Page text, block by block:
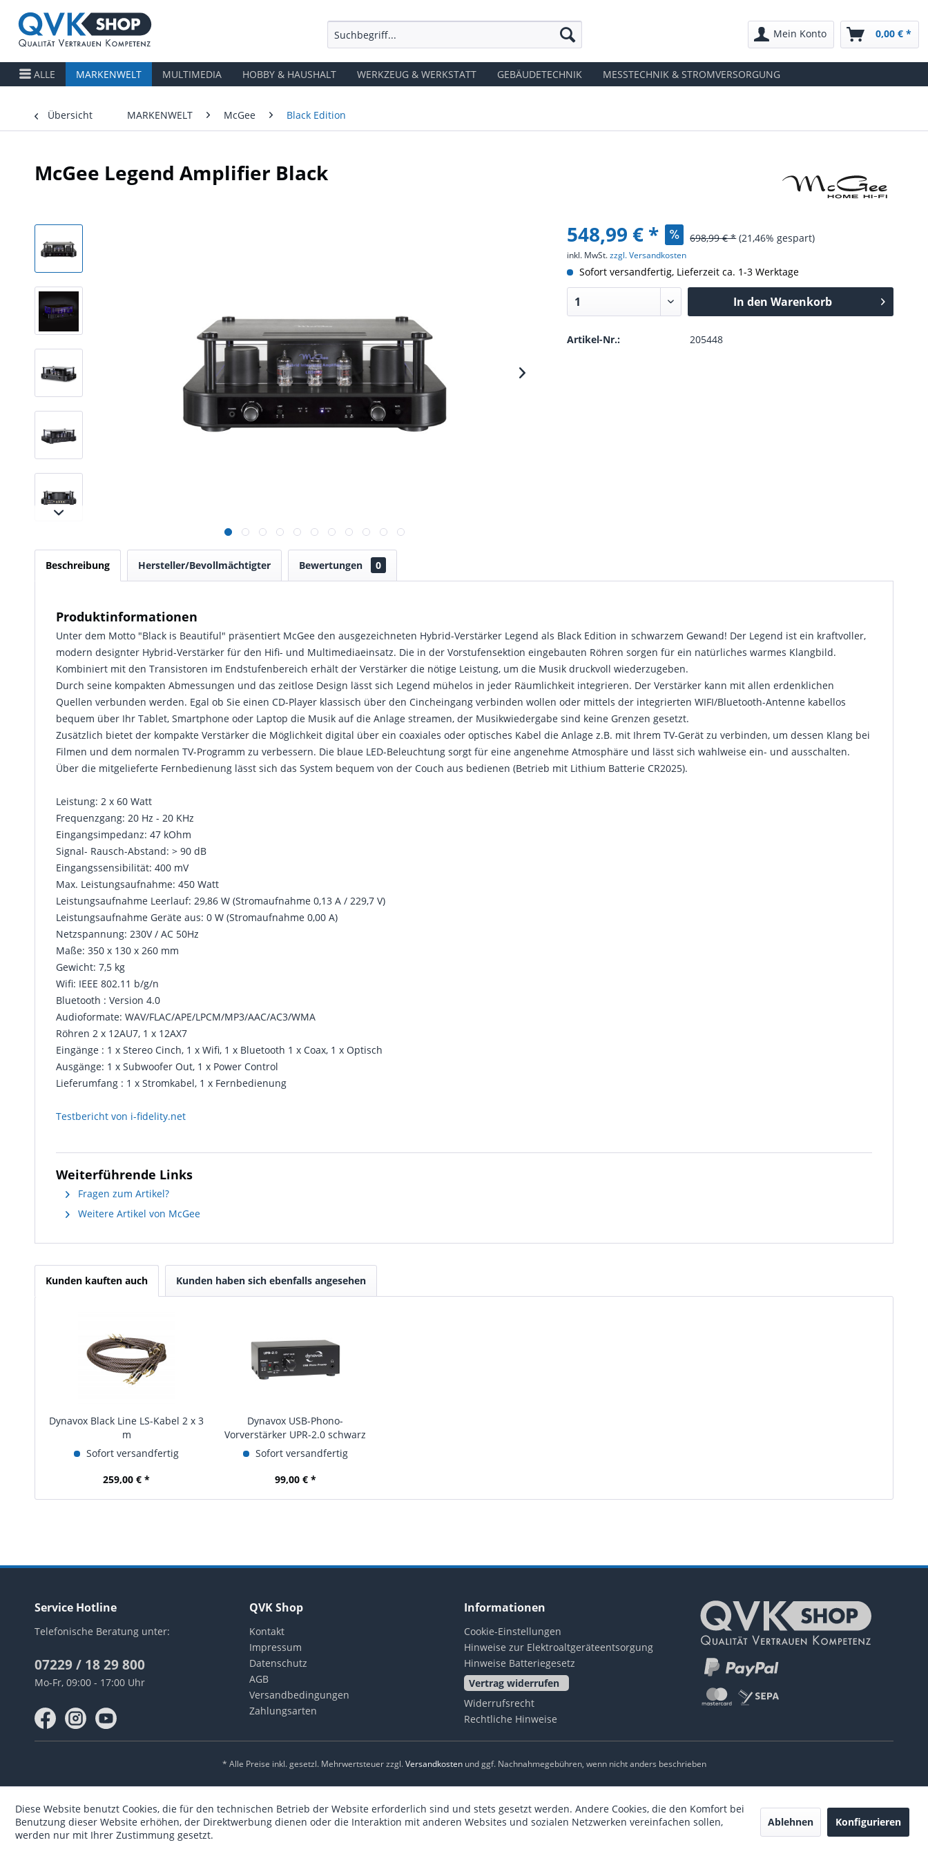
Mein Konto 0,00 € *
ALLE MARKENWELT MULTIMEDIA HOBBY & HAUSHALT WERKZEUG & WERKSTATT GEBÄUDETECHNIK MESSTECHNIK & STROMVERSORGUNG
Übersicht MARKENWELT McGee Black Edition
McGee Legend Amplifier Black
548,99 € * 698,99 € * (21,46% gespart)
inkl. MwSt.zzgl. Versandkosten
Sofort versandfertig, Lieferzeit ca. 1-3 Werktage
In den Warenkorb
Artikel-Nr.: 205448
Beschreibung Hersteller/Bevollmächtigter Bewertungen 0
Produktinformationen
Unter dem Motto "Black is Beautiful" präsentiert McGee den ausgezeichneten Hybrid-Verstärker Legend als Black Edition in schwarzem Gewand! Der Legend ist ein kraftvoller,
modern designter Hybrid-Verstärker für den Hifi- und Multimediaeinsatz. Die in der Vorstufensektion eingebauten Röhren sorgen für ein natürliches warmes Klangbild.
Kombiniert mit den Transistoren im Endstufenbereich erhält der Verstärker die nötige Leistung, um die Musik druckvoll wiederzugeben.
Durch seine kompakten Abmessungen und das zeitlose Design lässt sich Legend mühelos in jeder Räumlichkeit integrieren. Der Verstärker kann mit allen erdenklichen
Quellen verbunden werden. Egal ob Sie einen CD-Player klassisch über den Cincheingang verbinden wollen oder mittels der integrierten WIFI/Bluetooth-Antenne kabellos
bequem über Ihr Tablet, Smartphone oder Laptop die Musik auf die Anlage streamen, der Musikwiedergabe sind keine Grenzen gesetzt.
Zusätzlich bietet der kompakte Verstärker die Möglichkeit digital über ein coaxiales oder optisches Kabel die Anlage z.B. mit Ihrem TV-Gerät zu verbinden, um dessen Klang bei
Filmen und dem normalen TV-Programm zu verbessern. Die blaue LED-Beleuchtung sorgt für eine angenehme Atmosphäre und lässt sich wahlweise ein- und ausschalten.
Über die mitgelieferte Fernbedienung lässt sich das System bequem von der Couch aus bedienen (Betrieb mit Lithium Batterie CR2025).
Leistung: 2 x 60 Watt
Frequenzgang: 20 Hz - 20 KHz
Eingangsimpedanz: 47 kOhm
Signal- Rausch-Abstand: > 90 dB
Eingangssensibilität: 400 mV
Max. Leistungsaufnahme: 450 Watt
Leistungsaufnahme Leerlauf: 29,86 W (Stromaufnahme 0,13 A / 229,7 V)
Leistungsaufnahme Geräte aus: 0 W (Stromaufnahme 0,00 A)
Netzspannung: 230V / AC 50Hz
Maße: 350 x 130 x 260 mm
Gewicht: 7,5 kg
Wifi: IEEE 802.11 b/g/n
Bluetooth : Version 4.0
Audioformate: WAV/FLAC/APE/LPCM/MP3/AAC/AC3/WMA
Röhren 2 x 12AU7, 1 x 12AX7
Eingänge : 1 x Stereo Cinch, 1 x Wifi, 1 x Bluetooth 1 x Coax, 1 x Optisch
Ausgänge: 1 x Subwoofer Out, 1 x Power Control
Lieferumfang : 1 x Stromkabel, 1 x Fernbedienung
Testbericht von i-fidelity.net
Weiterführende Links
Fragen zum Artikel?
Weitere Artikel von McGee
Kunden kauften auch Kunden haben sich ebenfalls angesehen
Dynavox Black Line LS-Kabel 2 x 3
m
Sofort versandfertig
259,00 € *
Dynavox USB-Phono-
Vorverstärker UPR-2.0 schwarz
Sofort versandfertig
99,00 € *
Service Hotline
Telefonische Beratung unter:
07229 / 18 29 800
Mo-Fr, 09:00 - 17:00 Uhr
QVK Shop
Kontakt
Impressum
Datenschutz
AGB
Versandbedingungen
Zahlungsarten
Informationen
Cookie-Einstellungen
Hinweise zur Elektroaltgeräteentsorgung
Hinweise Batteriegesetz
Vertrag widerrufen
Widerrufsrecht
Rechtliche Hinweise
* Alle Preise inkl. gesetzl. Mehrwertsteuer zzgl.Versandkostenund ggf. Nachnahmegebühren, wenn nicht anders beschrieben
Diese Website benutzt Cookies, die für den technischen Betrieb der Website erforderlich sind und stets gesetzt werden. Andere Cookies, die den Komfort bei
Benutzung dieser Website erhöhen, der Direktwerbung dienen oder die Interaktion mit anderen Websites und sozialen Netzwerken vereinfachen sollen,
werden nur mit Ihrer Zustimmung gesetzt.
Ablehnen Konfigurieren